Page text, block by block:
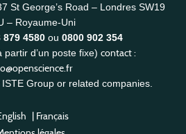
St George’s Road – Londres SW19
– Royaume-Uni
879 4580 ou 0800 902 354
d’un poste fixe) contact :
Group or related companies.
| Français